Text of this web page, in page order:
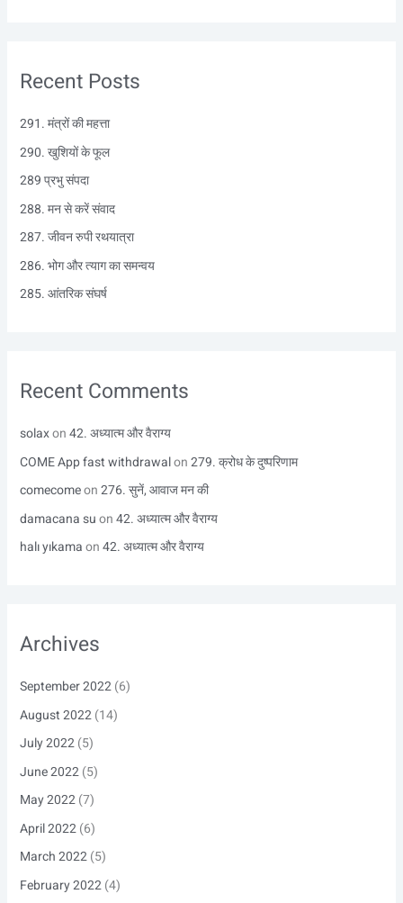
c
f
o
r
:
Recent Posts
291. मंत्रों की महत्ता
290. खुशियों के फूल
289 प्रभु संपदा
288. मन से करें संवाद
287. जीवन रुपी रथयात्रा
286. भोग और त्याग का समन्वय
285. आंतरिक संघर्ष
Recent Comments
solaxon42. अध्यात्म और वैराग्य
COME App fast withdrawalon279. क्रोध के दुष्परिणाम
comecomeon276. सुनें, आवाज मन की
damacana suon42. अध्यात्म और वैराग्य
halı yıkamaon42. अध्यात्म और वैराग्य
Archives
September 2022(6)
August 2022(14)
July 2022(5)
June 2022(5)
May 2022(7)
April 2022(6)
March 2022(5)
February 2022(4)